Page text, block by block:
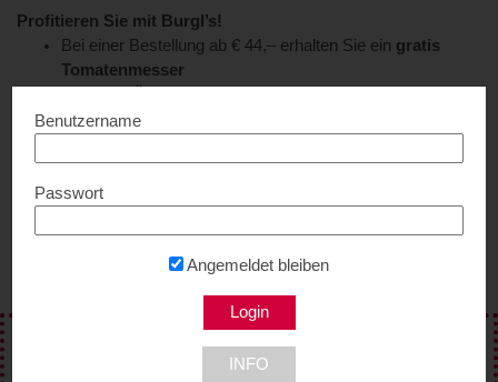
Profitieren Sie mit Burgl’s!
Bei einer Bestellung ab € 44,– erhalten Sie ein gratis
Tomatenmesser
Einkaufswert von € 29,90
Ein exklusives Geburtstagsgeschenk wartet auf Sie (bei
Angabe des Geburtsdatums)
Kunden möglich
WICHTIG: Vor Inanspruchnahme des Vorteils ‘Regeln’
Benutzername
Passwort
Angemeldet bleiben
INFO